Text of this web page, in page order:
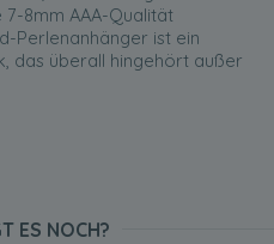
8mm AAA-Qualität
Perlenanhänger ist ein
das überall hingehört außer
ES NOCH?